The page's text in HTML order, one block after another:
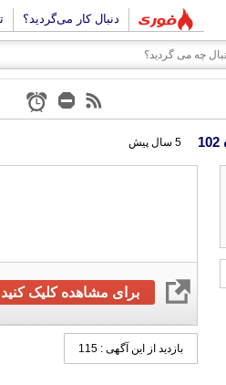
دنبال کار می‌گردید؟
5 سال پیش
برای مشاهده کلیک کنید
بازدید از این آگهی : 115